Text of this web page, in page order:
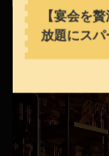
【宴会を
放題にスパ